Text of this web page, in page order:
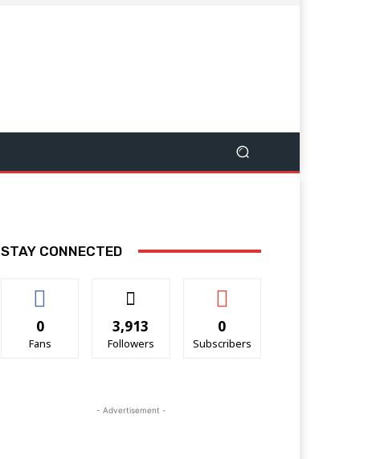
STAY CONNECTED
0
Fans
3,913
Followers
0
Subscribers
- Advertisement -